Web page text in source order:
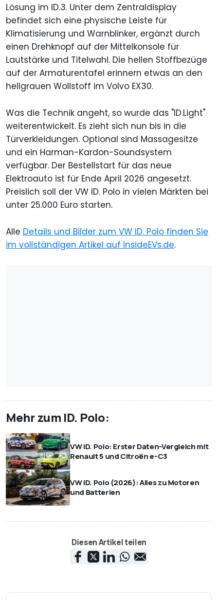
Lösung im ID.3. Unter dem Zentraldisplay
befindet sich eine physische Leiste für
Klimatisierung und Warnblinker, ergänzt durch
einen Drehknopf auf der Mittelkonsole für
Lautstärke und Titelwahl. Die hellen Stoffbezüge
auf der Armaturentafel erinnern etwas an den
hellgrauen Wollstoff im Volvo EX30.
Was die Technik angeht, so wurde das "ID.Light"
weiterentwickelt. Es zieht sich nun bis in die
Türverkleidungen. Optional sind Massagesitze
und ein Harman-Kardon-Soundsystem
verfügbar. Der Bestellstart für das neue
Elektroauto ist für Ende April 2026 angesetzt.
Preislich soll der VW ID. Polo in vielen Märkten bei
unter 25.000 Euro starten.
Alle Details und Bilder zum VW ID. Polo finden Sie
im vollständigen Artikel auf InsideEVs.de.
Mehr zum ID. Polo:
VW ID. Polo: Erster Daten-Vergleich mit
Renault 5 und Citroën e-C3
VW ID. Polo (2026): Alles zu Motoren
und Batterien
Diesen Artikel teilen